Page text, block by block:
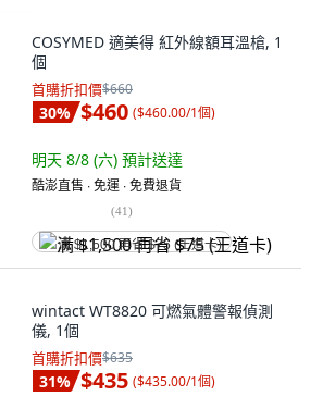
COSYMED 適美得 紅外線額耳溫槍, 1
個
首購折扣價$660
30% $460 ($460.00/1個)
明天 8/8 (六) 預計送達
酷澎直售 ∙ 免運 ∙ 免費退貨
(41)
满 $1,500 再省 $75 (王道卡)
wintact WT8820 可燃氣體警報偵測
儀, 1個
首購折扣價$635
31% $435 ($435.00/1個)